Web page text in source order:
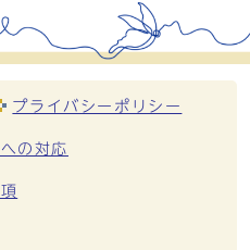
プライバシーポリシー
の対応